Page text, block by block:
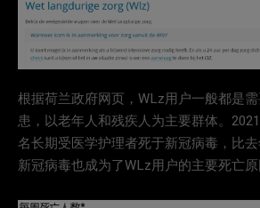
根据荷兰政府网页，WLz用户一般都是
患，以老年人和残疾人为主要群体。
名长期受医学护理者死于新冠病毒，比去
新冠病毒也成为了WLz用户的主要死亡原